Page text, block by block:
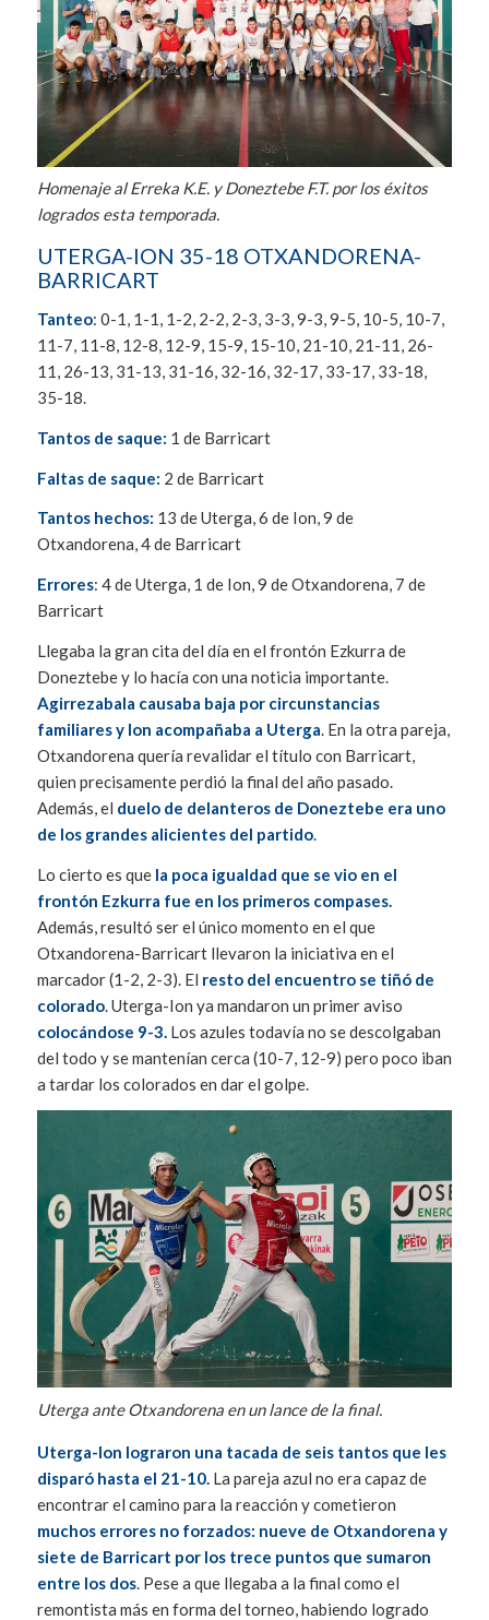
Homenaje al Erreka K.E. y Doneztebe F.T. por los éxitos
logrados esta temporada.
UTERGA-ION 35-18 OTXANDORENA-
BARRICART
Tanteo: 0-1, 1-1, 1-2, 2-2, 2-3, 3-3, 9-3, 9-5, 10-5, 10-7,
11-7, 11-8, 12-8, 12-9, 15-9, 15-10, 21-10, 21-11, 26-
11, 26-13, 31-13, 31-16, 32-16, 32-17, 33-17, 33-18,
35-18.
Tantos de saque: 1 de Barricart
Faltas de saque: 2 de Barricart
Tantos hechos: 13 de Uterga, 6 de Ion, 9 de
Otxandorena, 4 de Barricart
Errores: 4 de Uterga, 1 de Ion, 9 de Otxandorena, 7 de
Barricart
Llegaba la gran cita del día en el frontón Ezkurra de
Doneztebe y lo hacía con una noticia importante.
Agirrezabala causaba baja por circunstancias
familiares y Ion acompañaba a Uterga. En la otra pareja,
Otxandorena quería revalidar el título con Barricart,
quien precisamente perdió la final del año pasado.
Además, el duelo de delanteros de Doneztebe era uno
de los grandes alicientes del partido.
Lo cierto es que la poca igualdad que se vio en el
frontón Ezkurra fue en los primeros compases.
Además, resultó ser el único momento en el que
Otxandorena-Barricart llevaron la iniciativa en el
marcador (1-2, 2-3). El resto del encuentro se tiñó de
colorado. Uterga-Ion ya mandaron un primer aviso
colocándose 9-3. Los azules todavía no se descolgaban
del todo y se mantenían cerca (10-7, 12-9) pero poco iban
a tardar los colorados en dar el golpe.
Uterga ante Otxandorena en un lance de la final.
Uterga-Ion lograron una tacada de seis tantos que les
disparó hasta el 21-10.La pareja azul no era capaz de
encontrar el camino para la reacción y cometieron
muchos errores no forzados: nueve de Otxandorena y
siete de Barricart por los trece puntos que sumaron
entre los dos. Pese a que llegaba a la final como el
remontista más en forma del torneo, habiendo logrado